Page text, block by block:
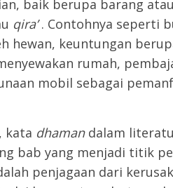
baik berupa barang
qira’. Contohnya seperti
hewan, keuntungan
rumah,
mobil sebagai
dhamandalam
bab yang menjadi titik
penjagaan dari